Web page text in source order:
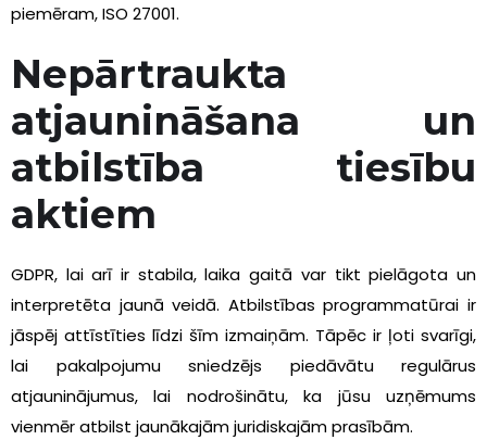
piemēram, ISO 27001.
Nepārtraukta
atjaunināšana un
atbilstība tiesību
aktiem
GDPR, lai arī ir stabila, laika gaitā var tikt pielāgota un
interpretēta jaunā veidā. Atbilstības programmatūrai ir
jāspēj attīstīties līdzi šīm izmaiņām. Tāpēc ir ļoti svarīgi,
lai pakalpojumu sniedzējs piedāvātu regulārus
atjauninājumus, lai nodrošinātu, ka jūsu uzņēmums
vienmēr atbilst jaunākajām juridiskajām prasībām.